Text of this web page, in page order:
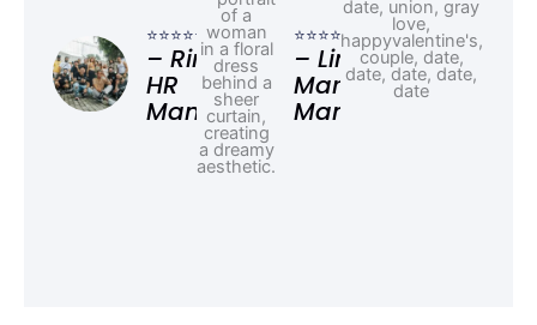
⭐⭐⭐⭐⭐
– Rina,
HR
Manager
⭐⭐⭐⭐⭐
– Linda,
Marketing
Manager